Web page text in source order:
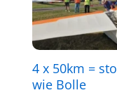
4 x 50km =
wie Bolle